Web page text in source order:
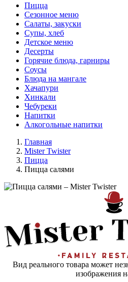
Пицца
Сезонное меню
Салаты, закуски
Супы, хлеб
Детское меню
Десерты
Горячие блюда, гарниры
Соусы
Блюда на мангале
Хачапури
Хинкали
Чебуреки
Напитки
Алкогольные напитки
Главная
Mister Twister
Пицца
Пицца салями
Вид реального товара может
изображения